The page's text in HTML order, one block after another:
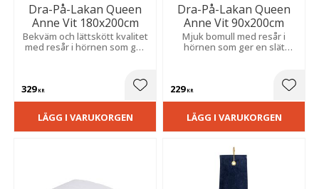
Dra-På-Lakan Queen
Anne Vit 180x200cm
Bekväm och lättskött kvalitet
med resår i hörnen som ger
329KR Lägg till i favoriter
LÄGG I VARUKORGEN
Dra-På-Lakan Queen
Anne Vit 90x200cm
Mjuk bomull med resår i
hörnen som ger en slät
229KR
LÄGG I VARUKORGEN